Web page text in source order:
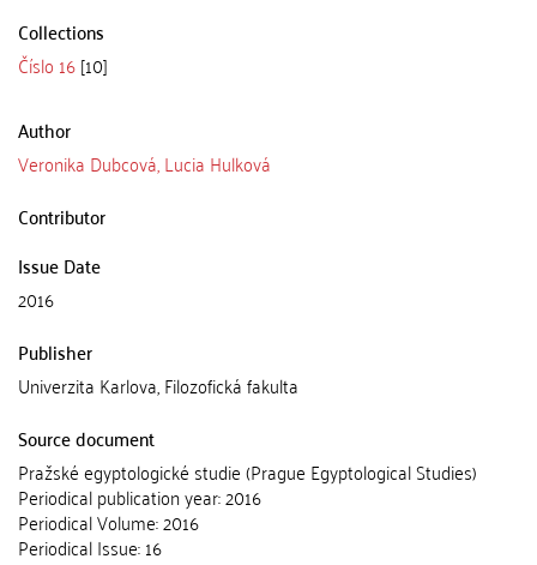
Collections
Číslo 16[10]
Author
Veronika Dubcová, Lucia Hulková
Contributor
Issue Date
2016
Publisher
Univerzita Karlova, Filozofická fakulta
Source document
Pražské egyptologické studie (Prague Egyptological Studies)
Periodical publication year: 2016
Periodical Volume: 2016
Periodical Issue: 16